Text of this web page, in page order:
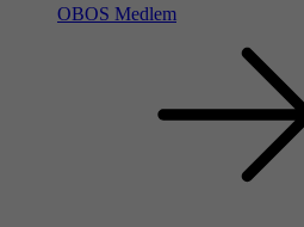
OBOS Medlem